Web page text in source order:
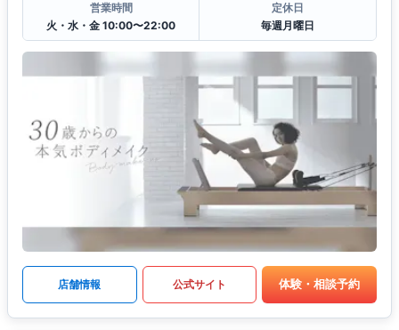
営業時間
火・水・金 10:00〜22:00
定休日
毎週月曜日
店舗情報 公式サイト 体験・相談予約